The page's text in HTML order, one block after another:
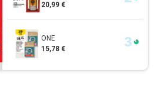
20,99 €
ONE
15,78 €